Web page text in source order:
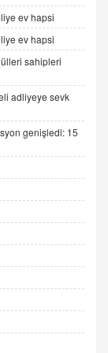
Şamar:
ev hapsi
ev hapsi
sahipleri
adliyeye sevk
genişledi: 15